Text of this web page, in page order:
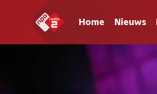
Home Nieuws